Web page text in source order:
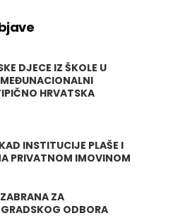
DJECE IZ ŠKOLE U
HRVATSKA
INSTITUCIJE PLAŠE I
PRIVATNOM IMOVINOM
ZA
ODBORA